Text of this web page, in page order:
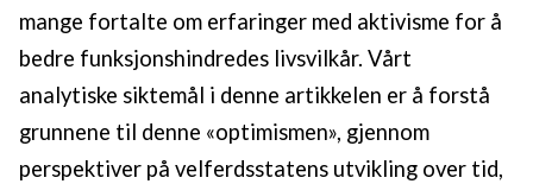
mange fortalte om erfaringer med aktivisme for å
bedre funksjonshindredes livsvilkår. Vårt
analytiske siktemål i denne artikkelen er å forstå
grunnene til denne «optimismen», gjennom
perspektiver på velferdsstatens utvikling over tid,